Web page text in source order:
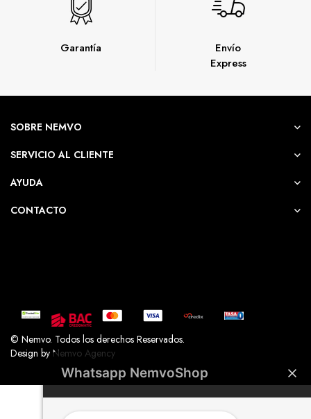
Garantía
Envío
Express
SOBRE NEMVO
SERVICIO AL CLIENTE
AYUDA
CONTACTO
© Nemvo. Todos los derechos Reservados.
Design by Nemvo Agency
Whatsapp NemvoShop